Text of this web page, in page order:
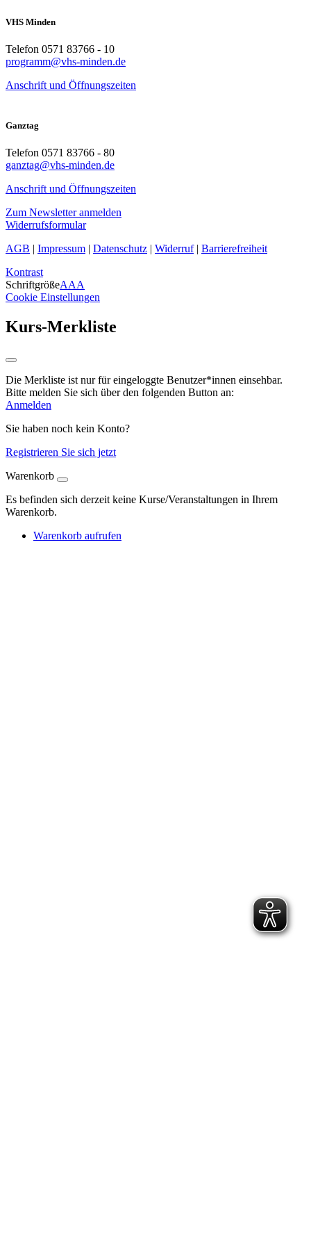
VHS Minden
Telefon 0571 83766 - 10
programm@vhs-minden.de
Anschrift und Öffnungszeiten
Ganztag
Telefon 0571 83766 - 80
ganztag@vhs-minden.de
Anschrift und Öffnungszeiten
Zum Newsletter anmelden
Widerrufsformular
AGB | Impressum | Datenschutz | Widerruf| Barrierefreiheit
Kontrast
SchriftgrößeAAA
Cookie Einstellungen
Kurs-Merkliste
Die Merkliste ist nur für eingeloggte Benutzer*innen einsehbar.
Bitte melden Sie sich über den folgenden Button an:
Anmelden
Sie haben noch kein Konto?
Registrieren Sie sich jetzt
Warenkorb
Es befinden sich derzeit keine Kurse/Veranstaltungen in Ihrem
Warenkorb.
Warenkorb aufrufen